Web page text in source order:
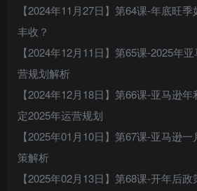
【2024年11月27日】第64课-年底旺
丰收？
【2024年12月11日】第65课-2025年
营规划解析
【2024年12月18日】第66课-亚马逊
定2025年运营规划
【2025年01月10日】第67课-亚马逊
策解析
【2025年02月13日】第68课-开年后